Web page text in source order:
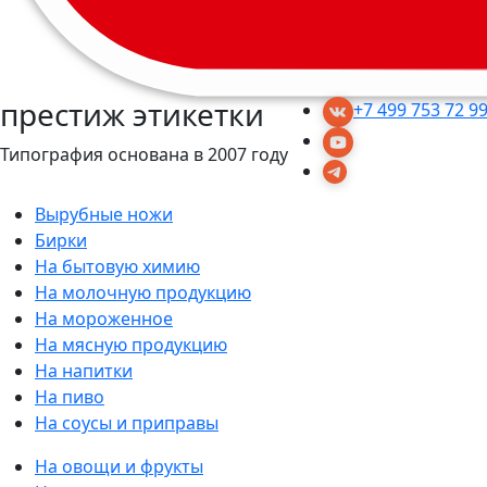
престиж этикетки
Типография основана в 2007 году
+7 499 753 72 99
Вырубные ножи
Бирки
На бытовую химию
На молочную продукцию
На мороженное
На мясную продукцию
На напитки
На пиво
На соусы и приправы
На овощи и фрукты